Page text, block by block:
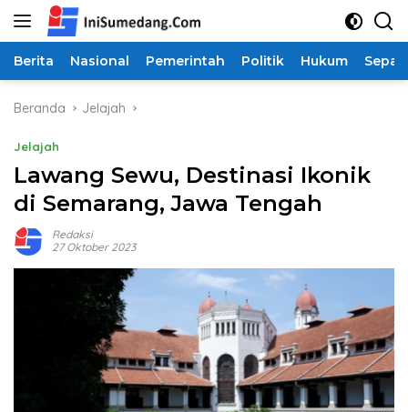
Langsung
Berita Nasional Pemerintah Politik Hukum
Beranda Jelajah
Jelajah
Lawang Sewu, Destinasi Ikonik
di Semarang, Jawa Tengah
Redaksi
27 Oktober 2023